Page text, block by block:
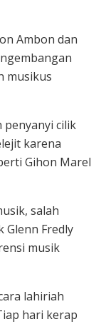
Ambon dan
musikus
penyanyi cilik
karena
Gihon Marel
salah
Glenn Fredly
musik
lahiriah
hari kerap